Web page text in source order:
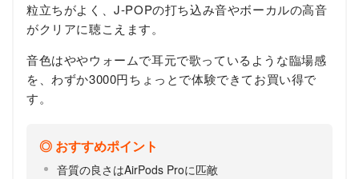
粒立ちがよく、J-POPの打ち込み音やボーカルの高音
がクリアに聴こえます。
音色はややウォームで耳元で歌っているような臨場感
を、わずか3000円ちょっとで体験できてお買い得で
す。
おすすめポイント
音質の良さはAirPods Proに匹敵